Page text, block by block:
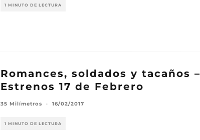
1 MINUTO DE LECTURA
Romances, soldados y tacaños –
Estrenos 17 de Febrero
35 Milímetros · 16/02/2017
1 MINUTO DE LECTURA